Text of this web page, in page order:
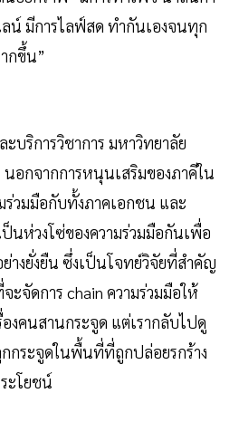
น์ มีการไลฟ์สด ทำกันเองจนทุก
กขึ้น”
บริการวิชาการ มหาวิทยาลัย
อกจากการหนุนเสริมของภาคีใน
ร่วมมือกับทั้งภาคเอกชน และ
นห่วงโซ่ของความร่วมมือกันเพื่อ
างยั่งยืน ซึ่งเป็นโจทย์วิจัยที่สำคัญ
จัดการ chain ความร่วมมือให้
งคนสานกระจูด แต่เรากลับไปดู
กระจูดในพื้นที่ที่ถูกปล่อยรกร้าง
ะโยชน์